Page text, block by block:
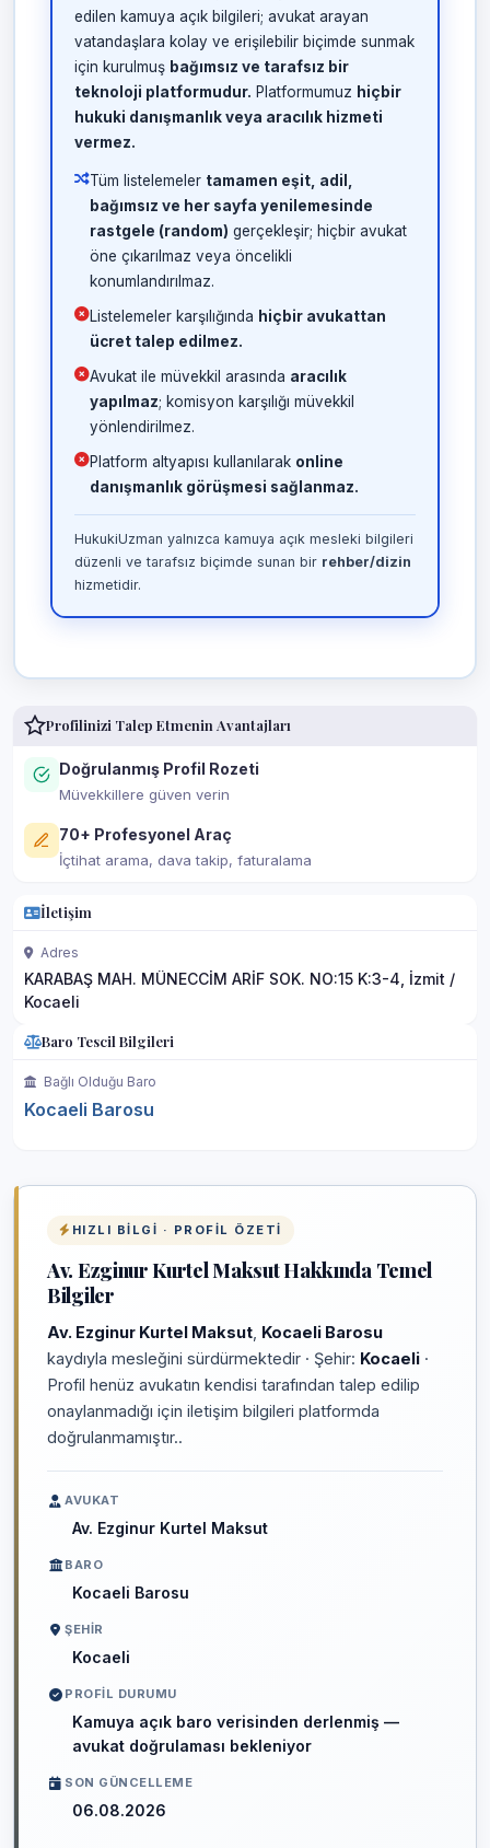
edilen kamuya açık bilgileri; avukat arayan
vatandaşlara kolay ve erişilebilir biçimde sunmak
için kurulmuş bağımsız ve tarafsız bir
teknoloji platformudur. Platformumuz hiçbir
hukuki danışmanlık veya aracılık hizmeti
vermez.
Tüm listelemeler tamamen eşit, adil,
bağımsız ve her sayfa yenilemesinde
rastgele (random) gerçekleşir; hiçbir avukat
öne çıkarılmaz veya öncelikli
konumlandırılmaz.
Listelemeler karşılığında hiçbir avukattan
ücret talep edilmez.
Avukat ile müvekkil arasında aracılık
yapılmaz; komisyon karşılığı müvekkil
yönlendirilmez.
Platform altyapısı kullanılarak online
danışmanlık görüşmesi sağlanmaz.
HukukiUzman yalnızca kamuya açık mesleki bilgileri
düzenli ve tarafsız biçimde sunan bir rehber/dizin
hizmetidir.
Profilinizi Talep Etmenin Avantajları
Doğrulanmış Profil Rozeti
Müvekkillere güven verin
70+ Profesyonel Araç
İçtihat arama, dava takip, faturalama
İletişim
Adres
KARABAŞ MAH. MÜNECCİM ARİF SOK. NO:15 K:3-4, İzmit /
Kocaeli
Baro Tescil Bilgileri
Bağlı Olduğu Baro
Kocaeli Barosu
HIZLI BILGI · PROFIL ÖZETI
Av. Ezginur Kurtel Maksut Hakkında Temel
Bilgiler
Av. Ezginur Kurtel Maksut Kocaeli Barosu
kaydıyla mesleğini sürdürmektedir · Şehir: Kocaeli ·
Profil henüz avukatın kendisi tarafından talep edilip
onaylanmadığı için iletişim bilgileri platformda
doğrulanmamıştır..
AVUKAT
Av. Ezginur Kurtel Maksut
BARO
Kocaeli Barosu
ŞEHIR
Kocaeli
PROFIL DURUMU
Kamuya açık baro verisinden derlenmiş —
avukat doğrulaması bekleniyor
SON GÜNCELLEME
06.08.2026